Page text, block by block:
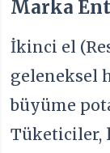
Marka
İkinci el
geleneksel
büyüme
Tüketiciler,